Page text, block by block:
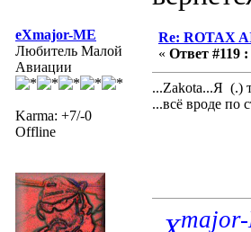
eXmajor-ME
Любитель Малой
Авиации
Karma: +7/-0
Offline
Re: ROTAX
« Ответ #119 :
...Zakota...Я (.)
...всё вроде по